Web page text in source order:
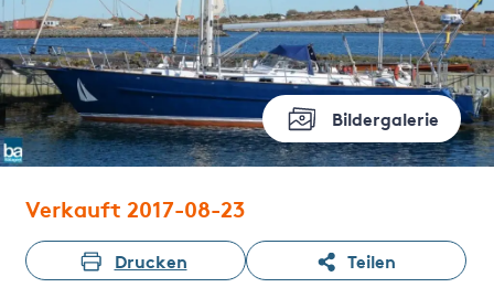
Bildergalerie
Verkauft 2017-08-23
Drucken Teilen